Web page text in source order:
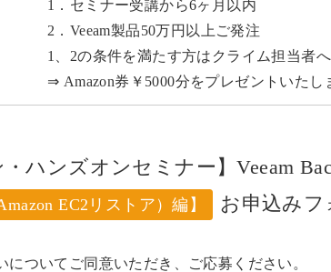
1．セミナー受講から6ヶ月以内
2．Veeam製品50万円以上ご発注
1、2の条件を満たす方はクライム担当者
⇒ Amazon券￥5000分をプレゼントいたし
・ハンズオンセミナー】Veeam
EC2リストア）編】 お申込みフ
についてご同意いただき、ご応募ください。